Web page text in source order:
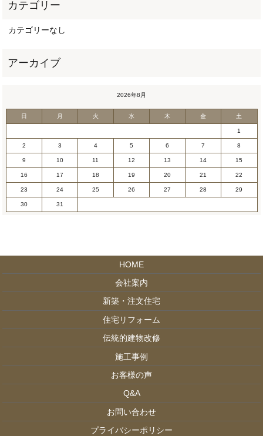
カテゴリーなし
2026年8月
日 月 火 水 木 金 土
1
2 3 4 5 6 7 8
9 10 11 12 13 14 15
16 17 18 19 20 21 22
23 24 25 26 27 28 29
30 31
HOME
会社案内
新築・注文住宅
住宅リフォーム
伝統的建物改修
施工事例
お客様の声
Q&A
お問い合わせ
プライバシーポリシー